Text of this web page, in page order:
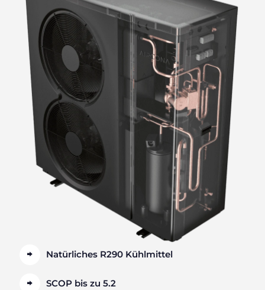
Natürliches R290 Kühlmittel
SCOP bis zu 5.2